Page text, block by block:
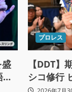
盛
プロレス
【DDT
シコ修行